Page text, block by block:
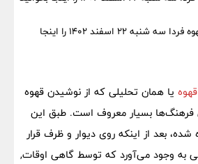
یا همان تحلیلی که از نوشیدن قهوه
فرهنگ‌ها بسیار معروف است. طبق این
شده، بعد از اینکه روی دیوار و ظرف قرار
به وجود می‌آورد که توسط گاهی اوقات,